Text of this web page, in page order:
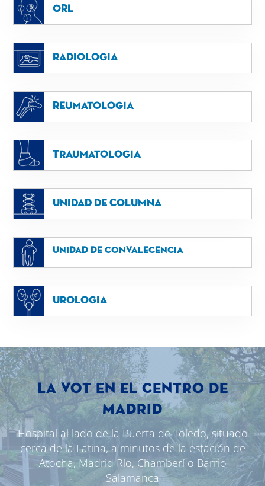
ORL
Radiologia
Reumatologia
Traumatologia
Unidad de Columna
Unidad de convalecencia
Urologia
LA VOT EN EL CENTRO DE
MADRID
Hospital al lado de la Puerta de Toledo, situado
cerca de la Latina, a minutos de la estación de
Atocha, Madrid Río, Chamberí o Barrio
Salamanca